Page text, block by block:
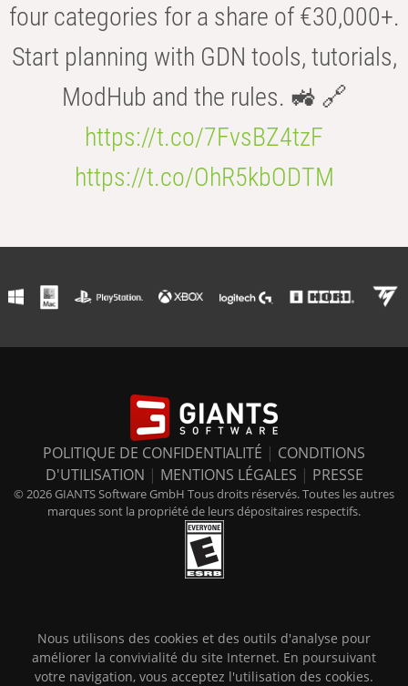
four categories for a share of €30,000+.
Start planning with GDN tools, tutorials,
ModHub and the rules. 🚜 🔗
https://t.co/7FvsBZ4tzF
https://t.co/OhR5kbODTM
POLITIQUE DE CONFIDENTIALITÉ | CONDITIONS
D'UTILISATION | MENTIONS LÉGALES | PRESSE
© 2026 GIANTS Software GmbH Tous droits réservés. Toutes les autres
marques sont la propriété de leurs dépositaires respectifs.
Nous utilisons des cookies et des outils d'analyse pour
améliorer la convivialité du site Internet. En poursuivant
votre navigation, vous acceptez l'utilisation des cookies.